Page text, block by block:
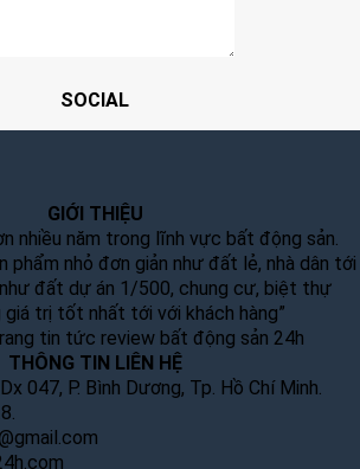
SOCIAL
GIỚI THIỆU
nhiều năm trong lĩnh vực bất động sản.
phẩm nhỏ đơn giản như đất lẻ, nhà dân tới
đất dự án 1/500, chung cư, biệt thự
giá trị tốt nhất tới với khách hàng”
tin tức review bất động sản 24h
THÔNG TIN LIÊN HỆ
047, P. Bình Dương, Tp. Hồ Chí Minh.